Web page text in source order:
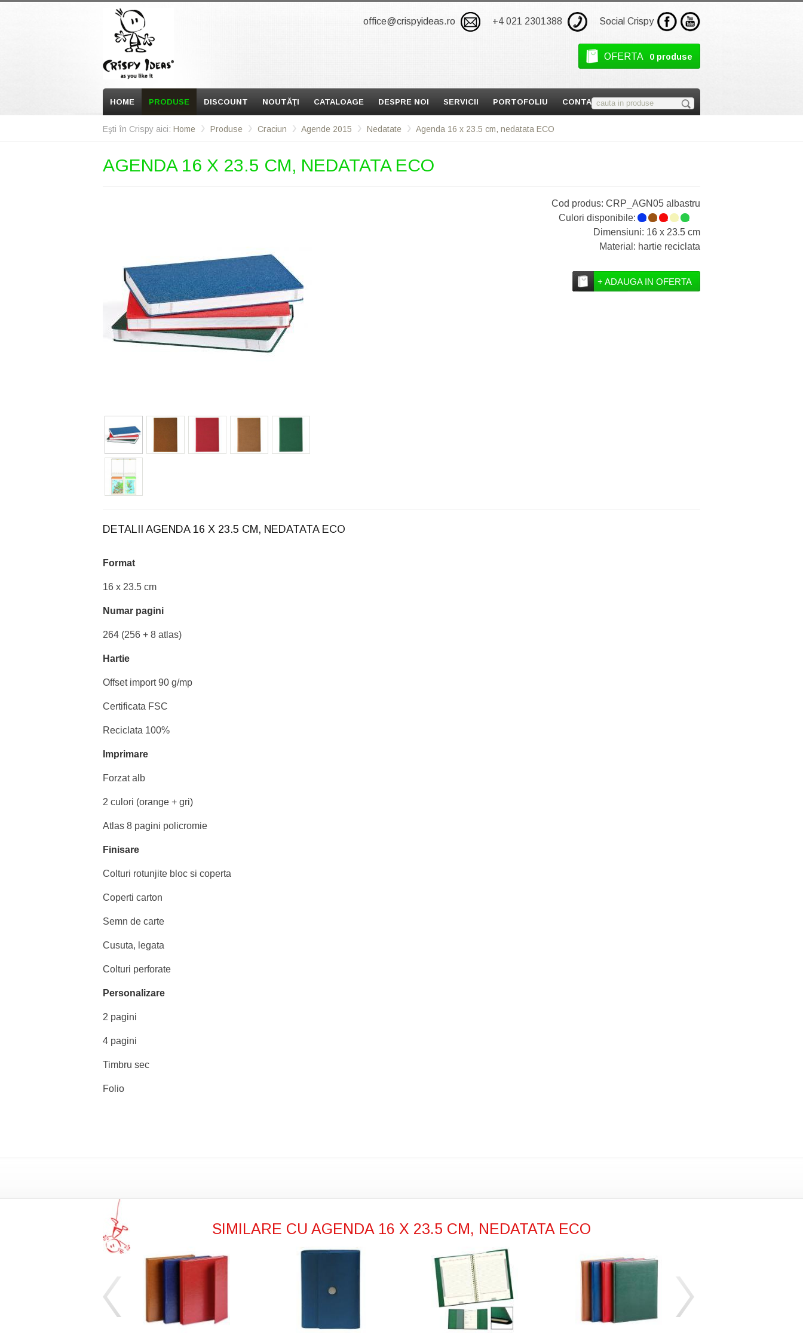
HOME PRODUSE DISCOUNT NOUTĂŢI CATALOAGE DESPRE NOI SERVICII PORTOFOLIU CONTACT
office@crispyideas.ro +4 021 2301388 Social Crispy
OFERTA 0 produse
Eşti în Crispy aici: Home Produse Craciun Agende 2015 Nedatate Agenda 16 x 23.5 cm, nedatata ECO
AGENDA 16 X 23.5 CM, NEDATATA ECO
Cod produs: CRP_AGN05 albastru
Culori disponibile:
1 1 1 1 1
Dimensiuni: 16 x 23.5 cm
Material: hartie reciclata
+ ADAUGA IN OFERTA
DETALII AGENDA 16 X 23.5 CM, NEDATATA ECO
Format
16 x 23.5 cm
Numar pagini
264 (256 + 8 atlas)
Hartie
Offset import 90 g/mp
Certificata FSC
Reciclata 100%
Imprimare
Forzat alb
2 culori (orange + gri)
Atlas 8 pagini policromie
Finisare
Colturi rotunjite bloc si coperta
Coperti carton
Semn de carte
Cusuta, legata
Colturi perforate
Personalizare
2 pagini
4 pagini
Timbru sec
Folio
SIMILARE CU AGENDA 16 X 23.5 CM, NEDATATA ECO